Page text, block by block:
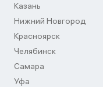
Казань
Нижний Новгород
Красноярск
Челябинск
Самара
Уфа